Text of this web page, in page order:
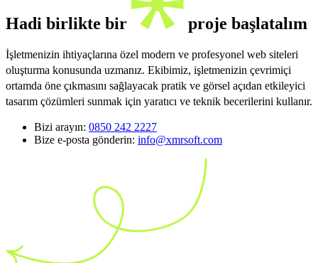
Hadi birlikte bir proje başlatalım
İşletmenizin ihtiyaçlarına özel modern ve profesyonel web siteleri
oluşturma konusunda uzmanız. Ekibimiz, işletmenizin çevrimiçi
ortamda öne çıkmasını sağlayacak pratik ve görsel açıdan etkileyici
tasarım çözümleri sunmak için yaratıcı ve teknik becerilerini kullanır.
Bizi arayın: 0850 242 2227
Bize e-posta gönderin: info@xmrsoft.com